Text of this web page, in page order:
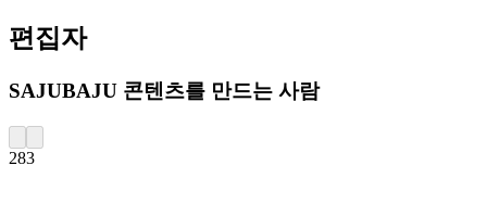
편집자
SAJUBAJU 콘텐츠를 만드는 사람
283